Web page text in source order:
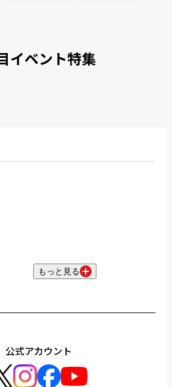
イベント特集
もっと見る
公式アカウント